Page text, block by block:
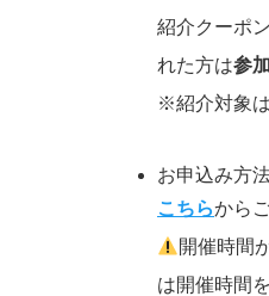
紹介クーポ
れた方は参
※紹介対象
お申込み方
こちらから
開催時間
は開催時間